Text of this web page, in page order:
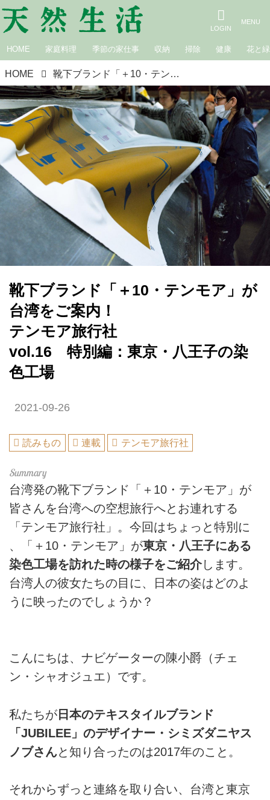
HOME 家庭料理 季節の家仕事 収納 掃除 健康 花と緑
HOME 靴下ブランド「＋10・テンモア」が台湾をご案内！ テンモア旅行社 vol.16 特別編：東京・八王子の染色工場
靴下ブランド「＋10・テンモア」が
台湾をご案内！
テンモア旅行社
vol.16 特別編：東京・八王子の染
色工場
2021-09-26
読みもの 連載 テンモア旅行社
台湾発の靴下ブランド「＋10・テンモア」が
皆さんを台湾への空想旅行へとお連れする
「テンモア旅行社」。今回はちょっと特別に​​
、「＋10・テンモア」が東京・八王子にある
染色工場を訪れた時の様子をご紹介します。
台湾人の彼女たちの目に、日本の姿はどのよ
うに映ったのでしょうか？
こんにちは、ナビゲーターの陳小爵（チェ
ン・シャオジュエ）です。
私たちが 日本のテキスタイルブランド
「JUBILEE」のデザイナー・シミズダニヤス
ノブさんと知り合ったのは2017年のこと。
それからずっと連絡を取り合い、台湾と東京